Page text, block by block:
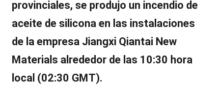
provinciales, se produjo un incendio de
aceite de silicona en las instalaciones
de la empresa Jiangxi Qiantai New
Materials alrededor de las 10:30 hora
local (02:30 GMT).